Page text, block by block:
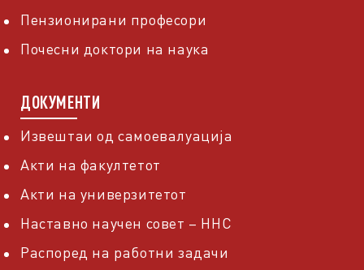
Пензионирани професори
Почесни доктори на наука
ДОКУМЕНТИ
Извештаи од самоевалуација
Акти на факултетот
Акти на универзитетот
Наставно научен совет – ННС
Распоред на работни задачи